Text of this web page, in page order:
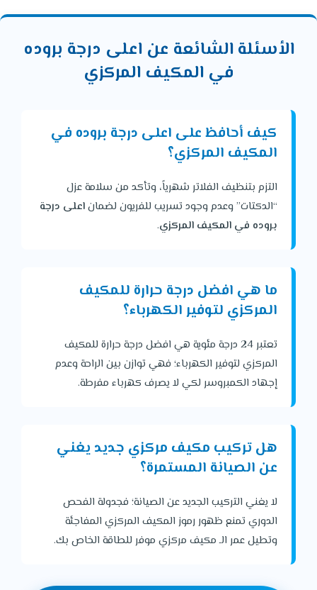
الأسئلة الشائعة عن اعلى درجة بروده
في المكيف المركزي
كيف أحافظ على اعلى درجة بروده في
المكيف المركزي؟
التزم بتنظيف الفلاتر شهرياً، وتأكد من سلامة عزل
“الدكتات” وعدم وجود تسريب للفريون لضماناعلى درجة
بروده في المكيف المركزي.
ما هي افضل درجة حرارة للمكيف
المركزي لتوفير الكهرباء؟
تعتبر 24 درجة مئوية هي افضل درجة حرارة للمكيف
المركزي لتوفير الكهرباء؛ فهي توازن بين الراحة وعدم
إجهاد الكمبروسر لكي لا يصرف كهرباء مفرطة.
هل تركيب مكيف مركزي جديد يغني
عن الصيانة المستمرة؟
لا يغني التركيب الجديد عن الصيانة؛ فجدولة الفحص
الدوري تمنع ظهور رموز المكيف المركزي المفاجئة
وتطيل عمر الـ مكيف مركزي موفر للطاقة الخاص بك.